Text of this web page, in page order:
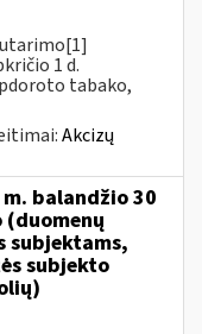
1 d.
tabako,
Akcizų
m. balandžio 30
(duomenų
subjektams,
subjekto